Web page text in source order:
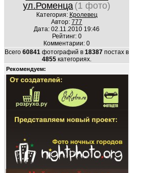
ул.Роменца (1 фото)
Категория: Кролевец
Автор: 777
Дата: 02.11.2010 19:46
Рейтинг: 0
Комментарии: 0
Всего 60841 фотографий в 18387 постах в
4855 категориях.
Рекомендуем: